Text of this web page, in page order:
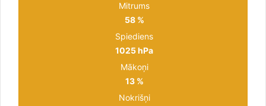
Mitrums
58 %
Spiediens
1025 hPa
Mākoņi
13 %
Nokrišņi